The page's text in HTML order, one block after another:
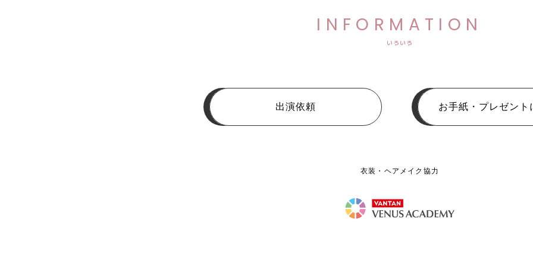
INFORMATION
いろいろ
出演依頼 お手紙・プレゼント
衣装・ヘアメイク協力